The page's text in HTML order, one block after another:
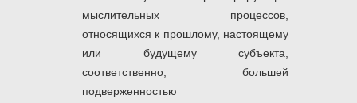
мыслительных процессов,
относящихся к прошлому, настоящему
или будущему субъекта,
соответственно, большей
подверженностью